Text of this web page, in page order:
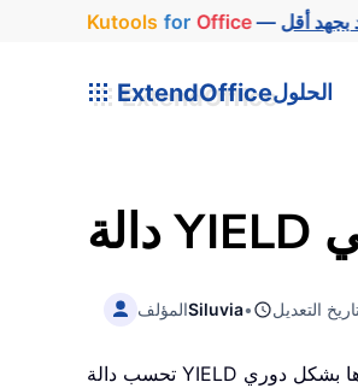
Kutools for Office
ExtendOfficeالحلول
المؤلفSiluvia• التعديل